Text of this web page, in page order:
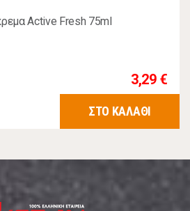
Active Fresh 75ml
3,29 €
ΣΤΟ ΚΑΛΑΘΙ